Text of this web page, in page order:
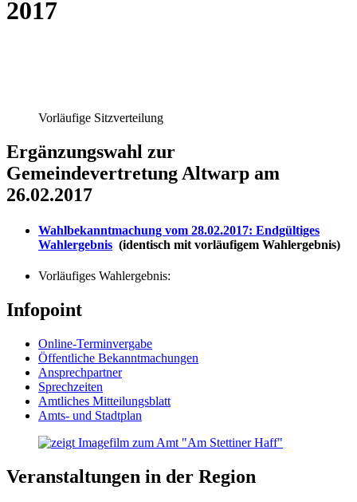
2017
Vorläufige Sitzverteilung
Ergänzungswahl zur
Gemeindevertretung Altwarp am
26.02.2017
Wahlbekanntmachung vom 28.02.2017: Endgültiges
Wahlergebnis (identisch mit vorläufigem Wahlergebnis)
Vorläufiges Wahlergebnis:
Infopoint
Online-Terminvergabe
Öffentliche Bekanntmachungen
Ansprechpartner
Sprechzeiten
Amtliches Mitteilungsblatt
Amts- und Stadtplan
Veranstaltungen in der Region